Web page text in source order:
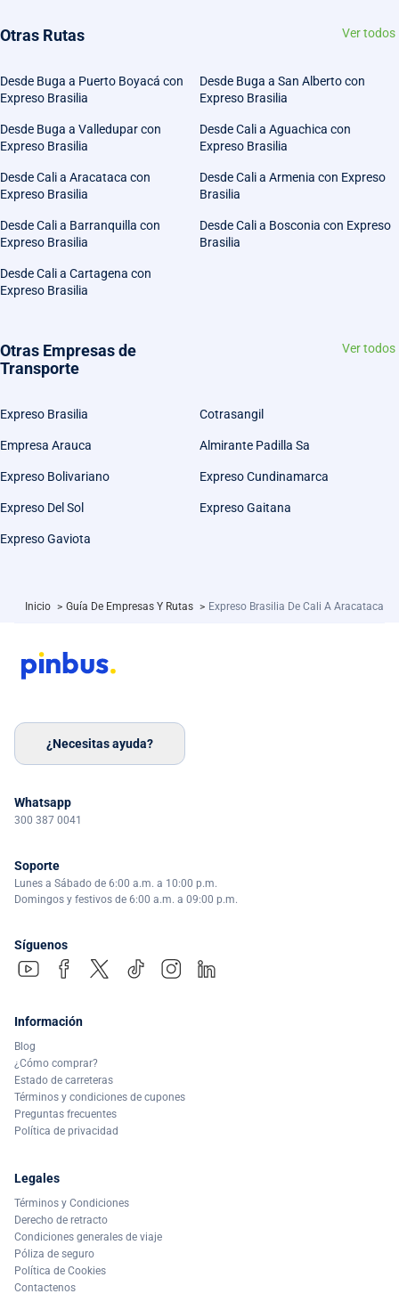
Otras Rutas Ver todos
Desde Buga a Puerto Boyacá con
Expreso Brasilia
Desde Buga a San Alberto con
Expreso Brasilia
Desde Buga a Valledupar con
Expreso Brasilia
Desde Cali a Aguachica con
Expreso Brasilia
Desde Cali a Aracataca con
Expreso Brasilia
Desde Cali a Armenia con Expreso
Brasilia
Desde Cali a Barranquilla con
Expreso Brasilia
Desde Cali a Bosconia con Expreso
Brasilia
Desde Cali a Cartagena con
Expreso Brasilia
Otras Empresas de
Transporte
Ver todos
Expreso Brasilia Cotrasangil
Empresa Arauca Almirante Padilla Sa
Expreso Bolivariano Expreso Cundinamarca
Expreso Del Sol Expreso Gaitana
Expreso Gaviota
Inicio > Guía De Empresas Y Rutas > Expreso Brasilia De Cali A Aracataca
¿Necesitas ayuda?
Whatsapp
300 387 0041
Soporte
Lunes a Sábado de 6:00 a.m. a 10:00 p.m.
Domingos y festivos de 6:00 a.m. a 09:00 p.m.
Síguenos
Información
Blog
¿Cómo comprar?
Estado de carreteras
Términos y condiciones de cupones
Preguntas frecuentes
Política de privacidad
Legales
Términos y Condiciones
Derecho de retracto
Condiciones generales de viaje
Póliza de seguro
Política de Cookies
Contactenos